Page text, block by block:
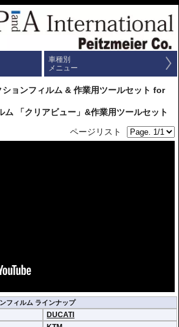
車種別
メニュー
ションフィルム & 作業用ツールセット for
ム 「クリアビュー」&作業用ツールセット
ページリスト
フィルム ラインナップ
DUCATI